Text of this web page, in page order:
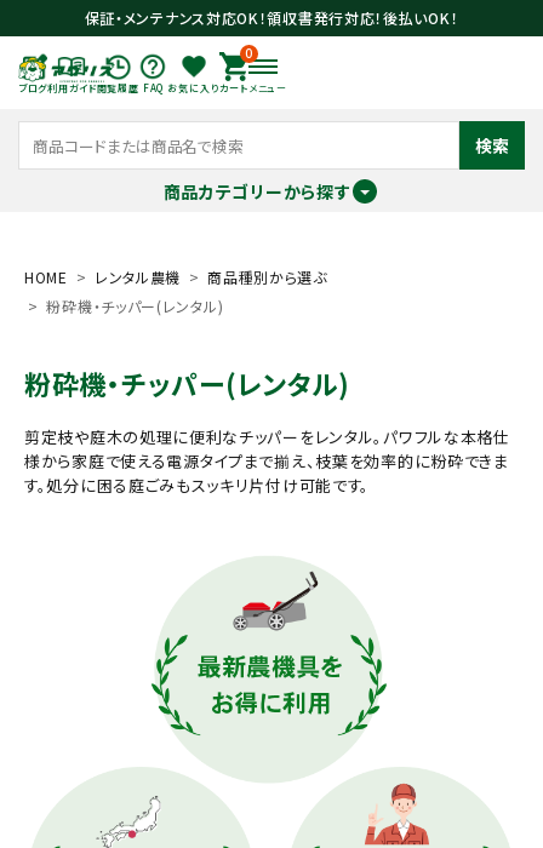
保証・メンテナンス対応OK！領収書発行対応！後払いOK！
ブログ利用ガイド閲覧履歴 FAQ お気に入り
0
カート メニュー
検索
商品カテゴリーから探す
meeting_room ログイン person 会員登録
作業用品
HOME レンタル農機
商品種別から選ぶ
粉砕機・チッパー(レンタル)
粉砕機・チッパー(レンタル)
剪定枝や庭木の処理に便利なチッパーをレンタル。パワフルな本格仕
様から家庭で使える電源タイプまで揃え、枝葉を効率的に粉砕できま
す。処分に困る庭ごみもスッキリ片付け可能です。